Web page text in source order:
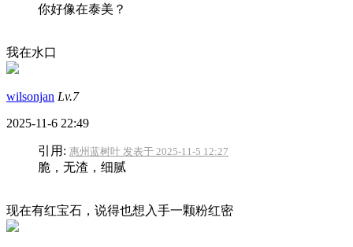
你好像在泰美？
我在水口
wilsonjan Lv.7
2025-11-6 22:49
引用: 惠州蓝树叶 发表于 2025-11-5 12:27
脆，无渣，细腻
现在有红宝石，说得也想入手一颗粉红密